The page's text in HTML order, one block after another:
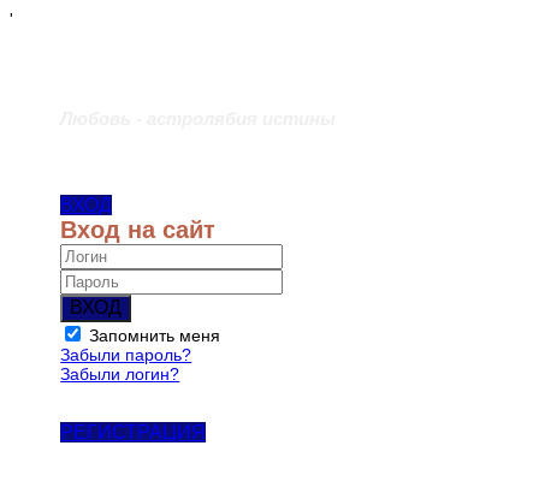
'
ВХОД
Вход на сайт
ВХОД
Запомнить меня
Забыли пароль?
Забыли логин?
РЕГИСТРАЦИЯ